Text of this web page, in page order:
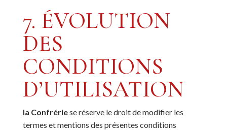
7. ÉVOLUTION
DES
CONDITIONS
D’UTILISATION
la Confrériese réserve le droit de modifier les
termes et mentions des présentes conditions